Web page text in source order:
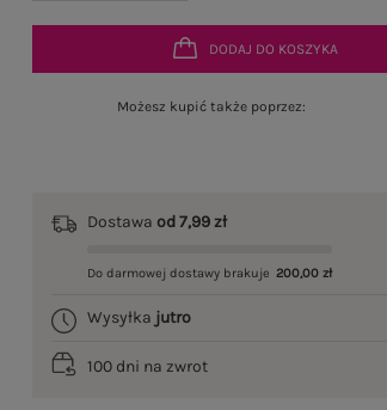
DODAJ DO KOSZYKA
Możesz kupić także poprzez:
Dostawaod 7,99 zł
Do darmowej dostawy brakuje 200,00 zł
Wysyłka jutro
100 dni na zwrot